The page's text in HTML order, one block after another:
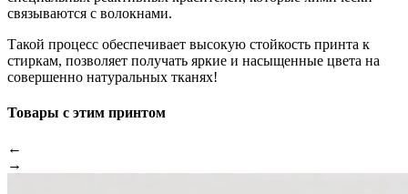
связываются с волокнами.
Такой процесс обеспечивает высокую стойкость принта к
стиркам, позволяет получать яркие и насыщенные цвета на
совершенно натуральных тканях!
Товары с этим принтом
←
→